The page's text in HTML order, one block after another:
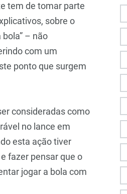
tem de tomar parte
sobre o
– não
com um
ponto que surgem
consideradas como
no lance em
esta ação tiver
fazer pensar que o
jogar a bola com